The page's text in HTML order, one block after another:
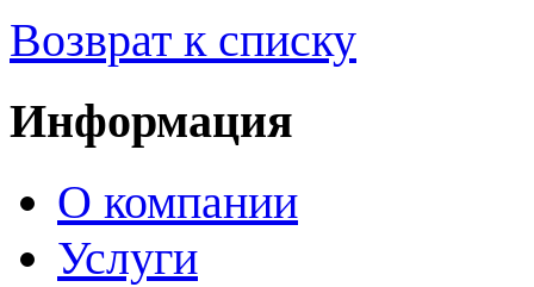
Возврат к списку
Информация
О компании
Услуги